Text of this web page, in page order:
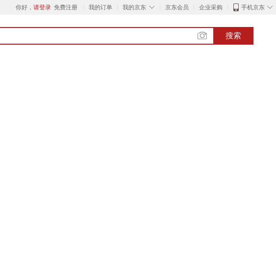
你好， 请登录 免费注册 我的订单 ◇
我的京东 京东会员 企业采购 ◇
手机京东
搜索